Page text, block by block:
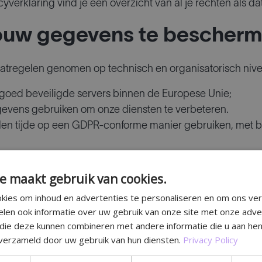
vind je een overzicht van al je rechten als
gegevens te
genomen op technisch en organisatorisch
beveiligde servers binnen de Europese Unie;
gebruiken om onze diensten te verbeteren.
tijde op een GDPR-conforme manier gebruiken, met
om de vertrouwelijkheid van onze IT-
wordt beheerd.
onze volledige Privacyverklaring hieronder te lezen,
maakt gebruik van cookies.
om inhoud en advertenties te personaliseren en om ons
ook informatie over uw gebruik van onze site met onze
deze kunnen combineren met andere informatie die u aan
door uw gebruik van hun diensten. Privacy Policy